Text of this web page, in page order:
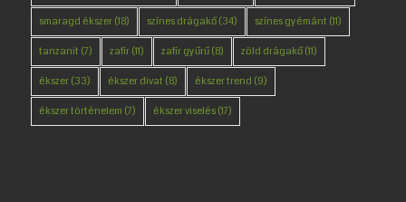
smaragd ékszer(18) színes drágakő(34) színes gyémánt (11)
tanzanit (7) zafír(11) zafír gyűrű(8) zöld drágakő(11)
ékszer(33) ékszer divat (8) ékszer trend (9)
ékszer történelem (7) ékszer viselés(17)